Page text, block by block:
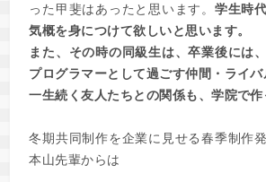
った甲斐はあったと思います。 学生時
気概を身につけて欲しいと思います。
また、その時の同級生は、卒業後には
プログラマーとして過ごす仲間・ライバ
一生続く友人たちとの関係も、学院で
冬期共同制作を企業に見せる春季制作
本山先輩からは